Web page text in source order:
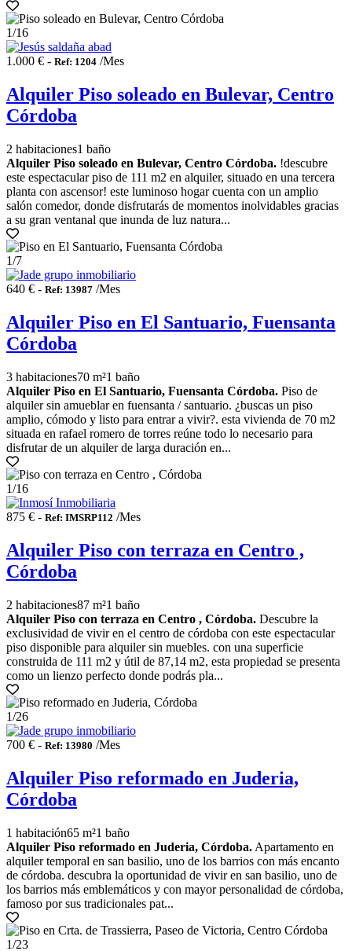
1/16
1.000 € - Ref: 1204 /Mes
Alquiler Piso soleado en Bulevar, Centro
Córdoba
2 habitaciones1 baño
Alquiler Piso soleado en Bulevar, Centro Córdoba. !descubre
este espectacular piso de 111 m2 en alquiler, situado en una tercera
planta con ascensor! este luminoso hogar cuenta con un amplio
salón comedor, donde disfrutarás de momentos inolvidables gracias
a su gran ventanal que inunda de luz natura...
1/7
640 € - Ref: 13987 /Mes
Alquiler Piso en El Santuario, Fuensanta
Córdoba
3 habitaciones70 m²1 baño
Alquiler Piso en El Santuario, Fuensanta Córdoba. Piso de
alquiler sin amueblar en fuensanta / santuario. ¿buscas un piso
amplio, cómodo y listo para entrar a vivir?. esta vivienda de 70 m2
situada en rafael romero de torres reúne todo lo necesario para
disfrutar de un alquiler de larga duración en...
1/16
875 € - Ref: IMSRP112 /Mes
Alquiler Piso con terraza en Centro ,
Córdoba
2 habitaciones87 m²1 baño
Alquiler Piso con terraza en Centro , Córdoba. Descubre la
exclusividad de vivir en el centro de córdoba con este espectacular
piso disponible para alquiler sin muebles. con una superficie
construida de 111 m2 y útil de 87,14 m2, esta propiedad se presenta
como un lienzo perfecto donde podrás pla...
1/26
700 € - Ref: 13980 /Mes
Alquiler Piso reformado en Juderia,
Córdoba
1 habitación65 m²1 baño
Alquiler Piso reformado en Juderia, Córdoba. Apartamento en
alquiler temporal en san basilio, uno de los barrios con más encanto
de córdoba. descubra la oportunidad de vivir en san basilio, uno de
los barrios más emblemáticos y con mayor personalidad de córdoba,
famoso por sus tradicionales pat...
1/23